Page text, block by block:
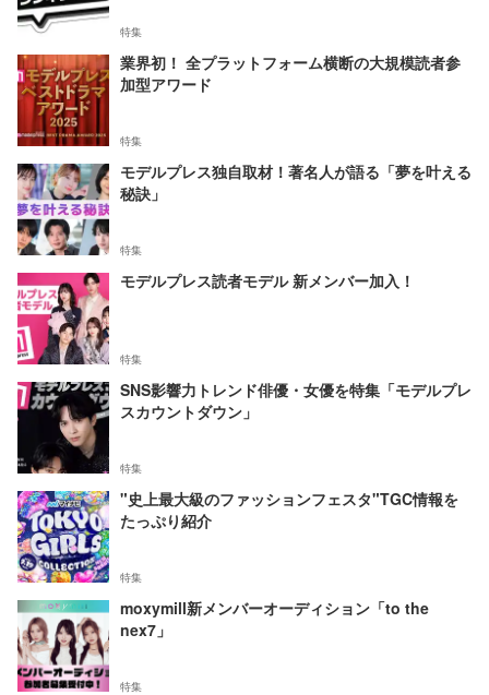
特集
業界初！ 全プラットフォーム横断の大規模読者参
加型アワード
特集
モデルプレス独自取材！著名人が語る「夢を叶える
秘訣」
特集
モデルプレス読者モデル 新メンバー加入！
特集
SNS影響力トレンド俳優・女優を特集「モデルプレ
スカウントダウン」
特集
"史上最大級のファッションフェスタ"TGC情報を
たっぷり紹介
特集
moxymill新メンバーオーディション「to the
nex7」
特集